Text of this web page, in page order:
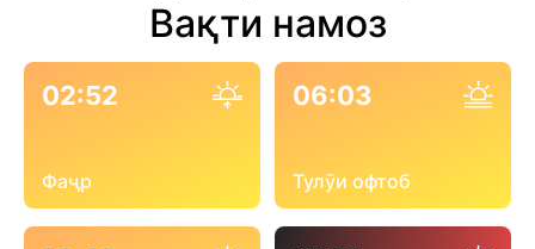
Вақти намоз
02:52
Фаҷр
06:03
Тулӯи офтоб